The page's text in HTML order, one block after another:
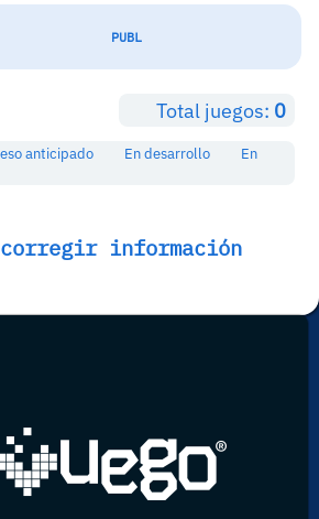
PUBL
Total juegos: 0
anticipado En desarrollo
En
información